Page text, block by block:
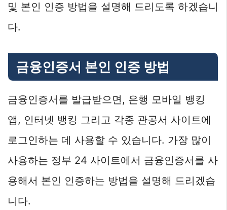
및 본인 인증 방법을 설명해 드리도록 하겠습니
다.
금융인증서 본인 인증 방법
금융인증서를 발급받으면, 은행 모바일 뱅킹
앱, 인터넷 뱅킹 그리고 각종 관공서 사이트에
로그인하는 데 사용할 수 있습니다. 가장 많이
사용하는 정부 24 사이트에서 금융인증서를 사
용해서 본인 인증하는 방법을 설명해 드리겠습
니다.